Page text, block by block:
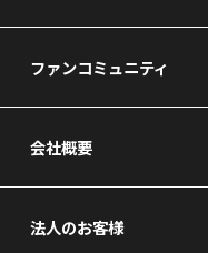
ファンコミュニティ
会社概要
法人のお客様